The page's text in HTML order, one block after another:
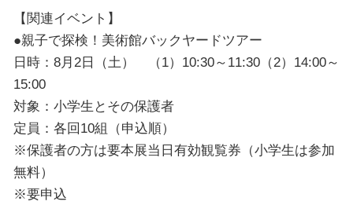
【関連イベント】
●親子で探検！美術館バックヤードツアー
日時：8月2日（土） （1）10:30～11:30（2）14:00～
15:00
対象：小学生とその保護者
定員：各回10組（申込順）
※保護者の方は要本展当日有効観覧券（小学生は参加
無料）
※要申込